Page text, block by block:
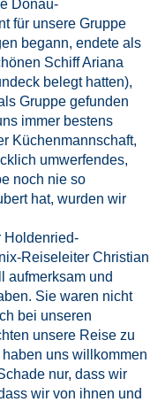
Donau-
für unsere Gruppe
begann, endete als
Schiff Ariana
belegt hatten),
Gruppe gefunden
immer bestens
Küchenmannschaft,
umwerfendes,
noch nie so
hat, wurden wir
Holdenried-
Reiseleiter Christian
aufmerksam und
Sie waren nicht
bei unseren
unsere Reise zu
uns willkommen
nur, dass wir
wir von ihnen und